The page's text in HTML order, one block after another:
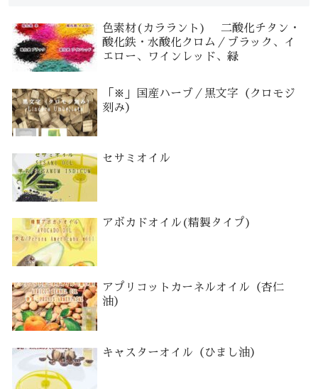
色素材(カララント) 二酸化チタン・
酸化鉄・水酸化クロム／ブラック、イ
エロー、ワインレッド、緑
「※」国産ハーブ／黒文字（クロモジ
刻み）
セサミオイル
アボカドオイル(精製タイプ)
アプリコットカーネルオイル（杏仁
油）
キャスターオイル（ひまし油）